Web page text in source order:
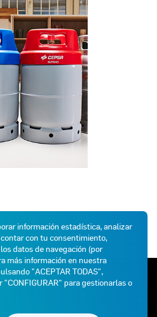
información estadística, analizar
con tu consentimiento,
datos de navegación (por
más información en nuestra
"ACEPTAR TODAS",
para gestionarlas o